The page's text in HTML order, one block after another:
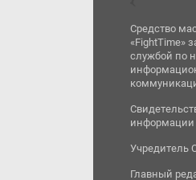
Средство
«FightTime»
службой по
Учредитель
Главный